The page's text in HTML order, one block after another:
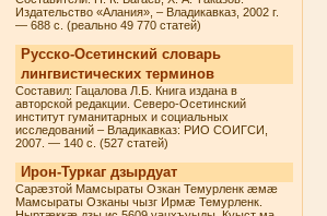
Издательство «Алания», – Владикавказ, 2002 г.
— 688 с. (реально 49 770 статей)
Русско-Осетинский словарь
лингвистических терминов
Составил: Гацалова Л.Б. Книга издана в
авторской редакции. Северо-Осетинский
институт гуманитарных и социальных
исследований – Владикавказ: РИО СОИГСИ,
2007. — 140 с. (527 статей)
Ирон-Туркаг дзырдуат
Сарæзтой Мамсыраты Озкан Темурленк æмæ
Мамсыраты Озканы чызг Ирмæ Темурленк.